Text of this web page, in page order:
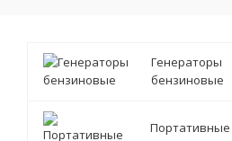
Генераторы
бензиновые
Портативные